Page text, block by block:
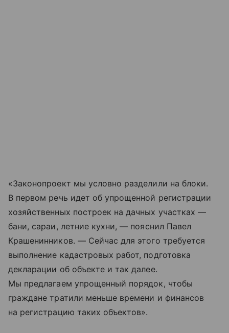
«Законопроект мы условно разделили на блоки.
В первом речь идет об упрощенной регистрации
хозяйственных построек на дачных участках —
бани, сараи, летние кухни, — пояснил Павел
Крашенинников. — Сейчас для этого требуется
выполнение кадастровых работ, подготовка
декларации об объекте и так далее.
Мы предлагаем упрощенный порядок, чтобы
граждане тратили меньше времени и финансов
на регистрацию таких объектов».